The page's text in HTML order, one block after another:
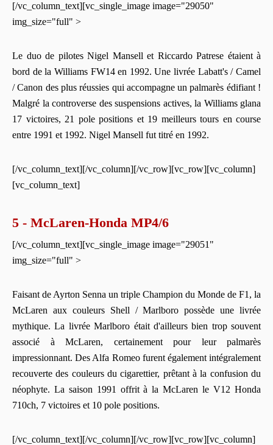
[/vc_column_text][vc_single_image image="29050"
img_size="full" >
Le duo de pilotes Nigel Mansell et Riccardo Patrese étaient à
bord de la Williams FW14 en 1992. Une livrée Labatt's / Camel
/ Canon des plus réussies qui accompagne un palmarès édifiant !
Malgré la controverse des suspensions actives, la Williams glana
17 victoires, 21 pole positions et 19 meilleurs tours en course
entre 1991 et 1992. Nigel Mansell fut titré en 1992.
[/vc_column_text][/vc_column][/vc_row][vc_row][vc_column]
[vc_column_text]
5 - McLaren-Honda MP4/6
[/vc_column_text][vc_single_image image="29051"
img_size="full" >
Faisant de Ayrton Senna un triple Champion du Monde de F1, la
McLaren aux couleurs Shell / Marlboro possède une livrée
mythique. La livrée Marlboro était d'ailleurs bien trop souvent
associé à McLaren, certainement pour leur palmarès
impressionnant. Des Alfa Romeo furent également intégralement
recouverte des couleurs du cigarettier, prêtant à la confusion du
néophyte. La saison 1991 offrit à la McLaren le V12 Honda
710ch, 7 victoires et 10 pole positions.
[/vc_column_text][/vc_column][/vc_row][vc_row][vc_column]